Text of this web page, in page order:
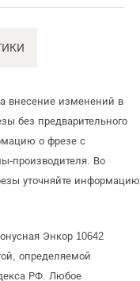
внесение изменений в
без предварительного
о фрезе с
производителя. Во
уточняйте информацию
Энкор 10642
определяемой
РФ. Любое